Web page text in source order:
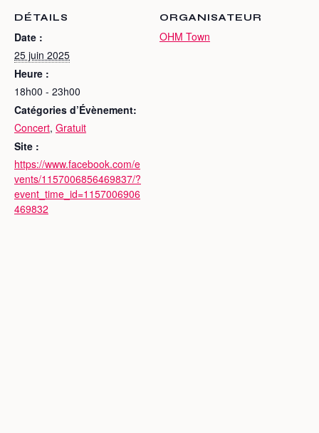
DÉTAILS
Date :
25 juin 2025
Heure :
18h00 - 23h00
Catégories d’Évènement:
Concert, Gratuit
Site :
https://www.facebook.com/e
vents/1157006856469837/?
event_time_id=1157006906
469832
ORGANISATEUR
OHM Town